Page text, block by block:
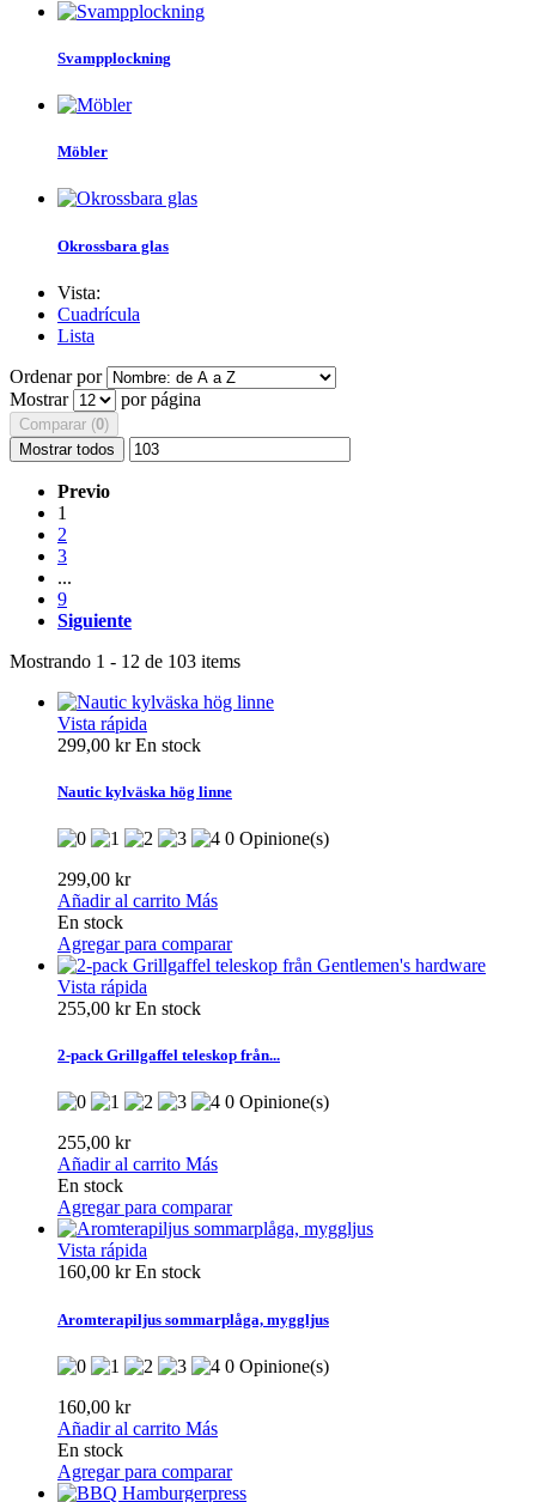
Svampplockning
Möbler
Okrossbara glas
Vista:
Cuadrícula
Lista
Ordenar por
Mostrar
por página
Comparar (0)
Mostrar todos
Previo
1
2
3
...
9
Siguiente
Mostrando 1 - 12 de 103 items
Vista rápida
299,00 krEn stock
Nautic kylväska hög linne
0 Opinione(s)
299,00 kr
Añadir al carrito Más
En stock
Agregar para comparar
Vista rápida
255,00 krEn stock
2-pack Grillgaffel teleskop från...
0 Opinione(s)
255,00 kr
Añadir al carrito Más
En stock
Agregar para comparar
Vista rápida
160,00 krEn stock
Aromterapiljus sommarplåga, myggljus
0 Opinione(s)
160,00 kr
Añadir al carrito Más
En stock
Agregar para comparar